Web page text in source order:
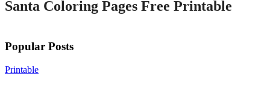
Santa Coloring Pages Free Printable
Popular Posts
Printable